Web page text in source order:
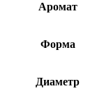
Аромат
Форма
Диаметр